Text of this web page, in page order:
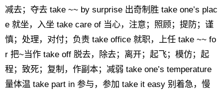
减去；夺去 take ~~ by surprise 出奇制胜 take one’s plac
e 就坐，入坐 take care of 当心，注意；照顾；提防；谨
慎；处理，对付；负责 take office 就职，上任 take ~~ fo
r 把~当作 take off 脱去，除去；离开；起飞；模仿；起
程；致死；复制，作副本；减弱 take one’s temperature
量体温 take part in 参与，参加 take it easy 别着急，慢